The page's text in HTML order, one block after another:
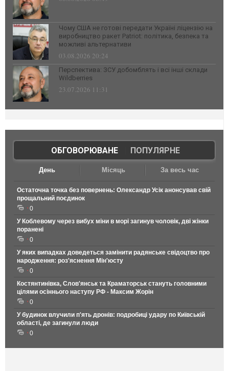
Чому США не готові передати Україні ліцензію на
виробництво ракет Patriot: політика, безпека та
можливі альтернативи
03.08.2026 20:24
Перспектива: ЗСУ добомблять і всі інші склади
Wildberries
23.07.2026 11:31
ОБГОВОРЮВАНЕ| ПОПУЛЯРНЕ
День Місяць За весь час
Остаточна точка без повернень: Олександр Усік анонсував свій
прощальний поєдинок
0
У Коблевому через вибух міни в морі загинув чоловік, дві жінки
поранені
0
У яких випадках доведеться замінити радянське свідоцтво про
народження: роз'яснення Мін'юсту
0
Костянтинівка, Слов'янськ та Краматорськ стануть головними
цілями осіннього наступу РФ - Максим Жорін
0
У будинок влучили п'ять дронів: подробиці удару по Київській
області, де загинули люди
0